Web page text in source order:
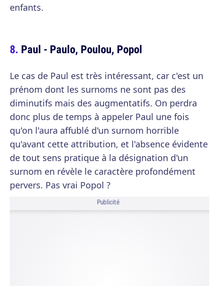
enfants.
Paul - Paulo, Poulou, Popol
Le cas de Paul est très intéressant, car c'est un
prénom dont les surnoms ne sont pas des
diminutifs mais des augmentatifs. On perdra
donc plus de temps à appeler Paul une fois
qu'on l'aura affublé d'un surnom horrible
qu'avant cette attribution, et l'absence évidente
de tout sens pratique à la désignation d'un
surnom en révèle le caractère profondément
pervers. Pas vrai Popol ?
Publicité